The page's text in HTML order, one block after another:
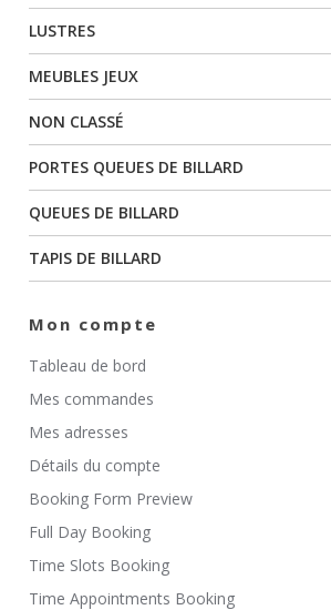
LUSTRES
MEUBLES JEUX
NON CLASSÉ
PORTES QUEUES DE BILLARD
QUEUES DE BILLARD
TAPIS DE BILLARD
Mon compte
Tableau de bord
Mes commandes
Mes adresses
Détails du compte
Booking Form Preview
Full Day Booking
Time Slots Booking
Time Appointments Booking